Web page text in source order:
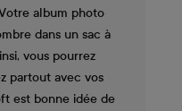
album photo
dans un sac à
vous pourrez
partout avec vos
est bonne idée de